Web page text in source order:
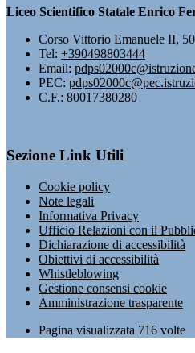
Liceo Scientifico Statale Enrico
Corso Vittorio Emanuele II,
Tel: +390498803444
Email:
PEC:
C.F.: 80017380280
Sezione Link Utili
Cookie policy
Note legali
Informativa Privacy
Ufficio Relazioni con il
Dichiarazione di accessibilità
Obiettivi di accessibilità
Whistleblowing
Gestione consensi cookie
Amministrazione trasparente
Pagina visualizzata 716 volte